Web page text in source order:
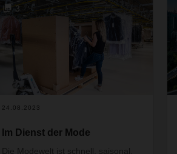
3
24.08.2023
Im Dienst der Mode
Die Modewelt ist schnell, saisonal,